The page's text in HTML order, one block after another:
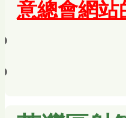
意總會網站